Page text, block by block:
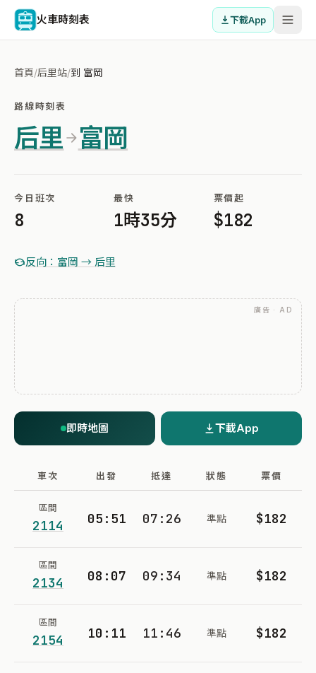
火車時刻表 下載App
首頁/后里站/到 富岡
路線時刻表
后里 富岡
今日班次
8
最快
1時35分
票價起
$182
反向：富岡 → 后里
廣告 · AD
即時地圖 下載App
車次 出發 抵達 狀態 票價
區間
2114 05:51 07:26 準點 $182
區間
2134 08:07 09:34 準點 $182
區間
2154 10:11 11:46 準點 $182